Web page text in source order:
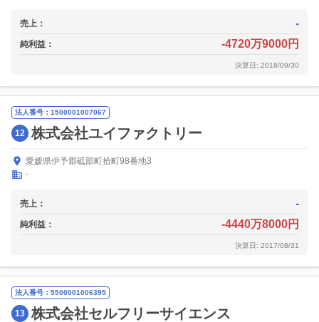
売上： -
純利益： -4720万9000円
決算日: 2018/09/30
法人番号：1500001007067
12 株式会社ユイファクトリー
愛媛県伊予郡砥部町拾町98番地3
-
売上： -
純利益： -4440万8000円
決算日: 2017/08/31
法人番号：5500001006395
13 株式会社セルフリーサイエンス